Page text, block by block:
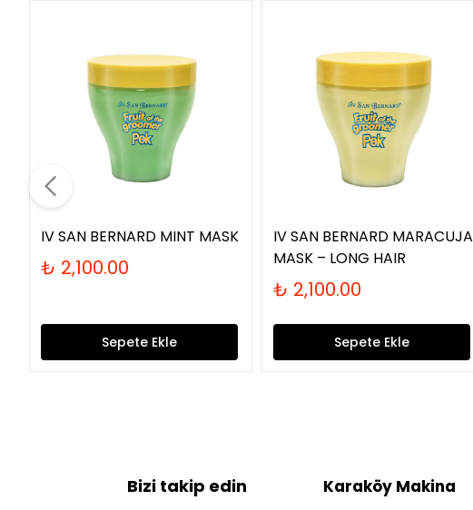
IV SAN BERNARD MINT MASK
₺ 2,100.00
Sepete Ekle
IV SAN BERNARD MARACUJA
MASK – LONG HAIR
₺ 2,100.00
Sepete Ekle
Bizi takip edin Karaköy Makina